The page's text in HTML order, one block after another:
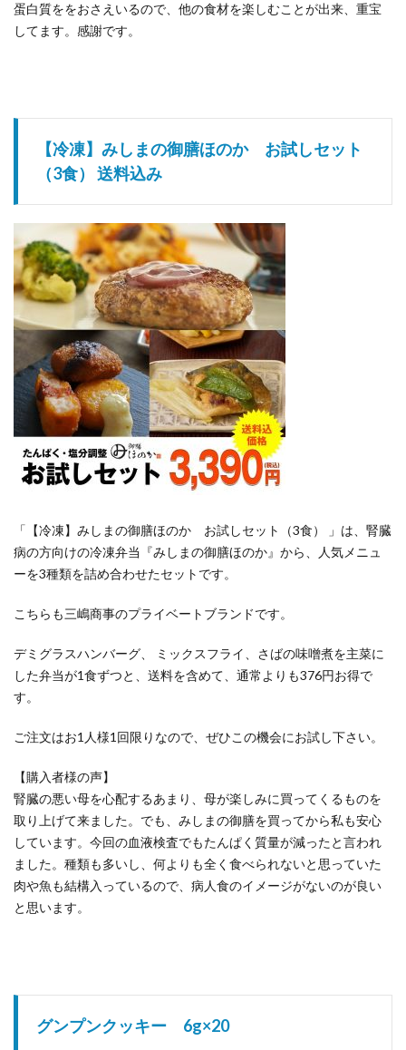
蛋白質ををおさえいるので、他の食材を楽しむことが出来、重宝
してます。感謝です。
【冷凍】みしまの御膳ほのか お試しセット
（3食） 送料込み
「【冷凍】みしまの御膳ほのか お試しセット（3食） 」は、腎臓
病の方向けの冷凍弁当『みしまの御膳ほのか』から、人気メニュ
ーを3種類を詰め合わせたセットです。
こちらも三嶋商事のプライベートブランドです。
デミグラスハンバーグ、 ミックスフライ、さばの味噌煮を主菜に
した弁当が1食ずつと、送料を含めて、通常よりも376円お得で
す。
ご注文はお1人様1回限りなので、ぜひこの機会にお試し下さい。
【購入者様の声】
腎臓の悪い母を心配するあまり、母が楽しみに買ってくるものを
取り上げて来ました。でも、みしまの御膳を買ってから私も安心
しています。今回の血液検査でもたんぱく質量が減ったと言われ
ました。種類も多いし、何よりも全く食べられないと思っていた
肉や魚も結構入っているので、病人食のイメージがないのが良い
と思います。
グンプンクッキー 6g×20